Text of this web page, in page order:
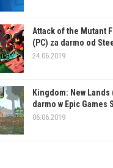
Attack of the Mutant
(PC) za darmo od
24.06.2019
Kingdom: New Lands
darmo w Epic Games
06.06.2019